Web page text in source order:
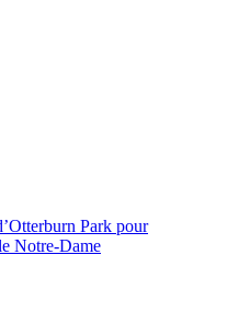
Park pour
Notre-Dame